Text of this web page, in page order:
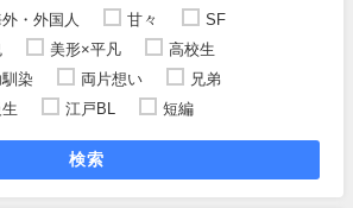
・外国人 甘々
SF
美形×平凡
高校生
染 両片想い
兄弟
生 江戸BL 短編
検索